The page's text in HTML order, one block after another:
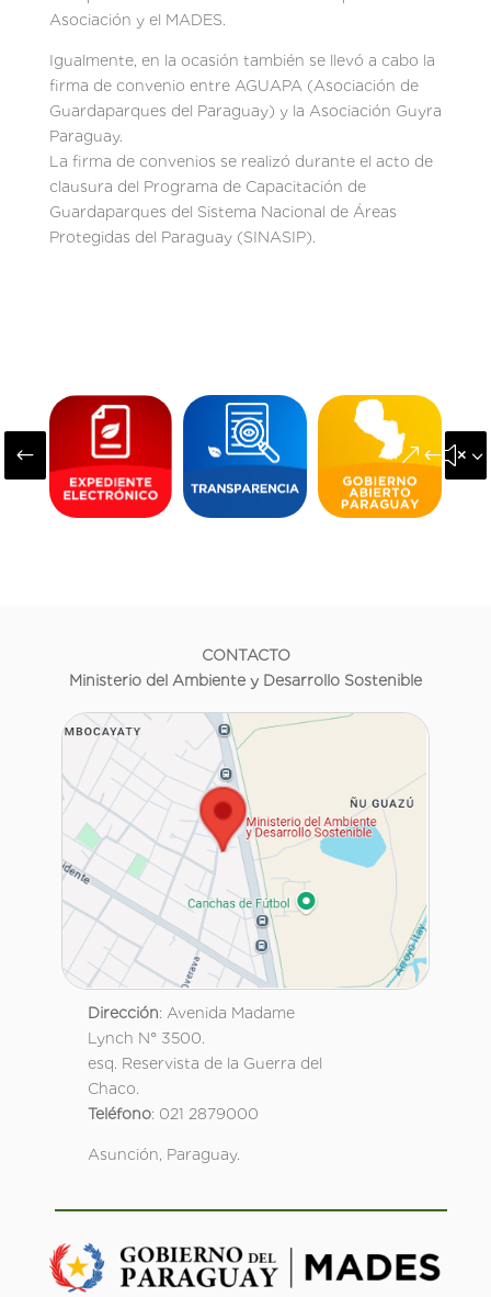
Asociación y el MADES.
Igualmente, en la ocasión también se llevó a cabo la
firma de convenio entre AGUAPA (Asociación de
Guardaparques del Paraguay) y la Asociación Guyra
Paraguay.
La firma de convenios se realizó durante el acto de
clausura del Programa de Capacitación de
Guardaparques del Sistema Nacional de Áreas
Protegidas del Paraguay (SINASIP).
#
CONTACTO
Ministerio del Ambiente y Desarrollo Sostenible
Dirección: Avenida Madame
Lynch N° 3500.
esq. Reservista de la Guerra del
Chaco.
Teléfono: 021 2879000
Asunción, Paraguay.